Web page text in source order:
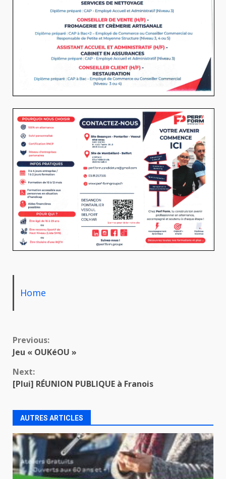
Home
Continue
Previous:
Jeu « OUKéOU »
Next:
[Plui] RÉUNION PUBLIQUE à Franois
AUTRES ARTICLES